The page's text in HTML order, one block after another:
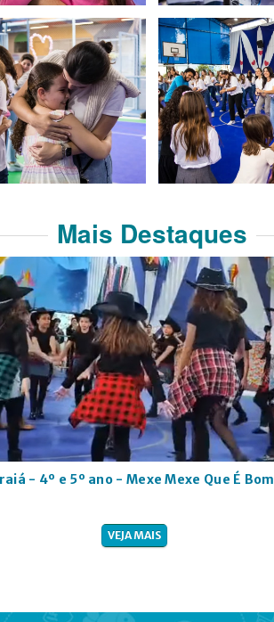
Mais Destaques
- 4º e 5º ano - Mexe Mexe Que É Bom
VEJA MAIS